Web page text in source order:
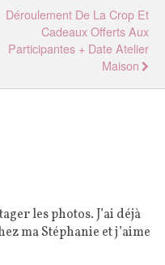
Déroulement De La Crop Et
Cadeaux Offerts Aux
Participantes + Date Atelier
Maison
les photos. J’ai déjà
ma Stéphanie et j’aime